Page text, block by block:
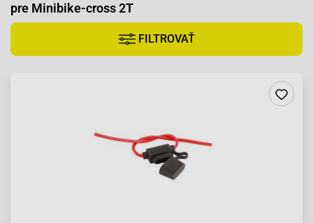
pre Minibike-cross 2T
FILTROVAŤ